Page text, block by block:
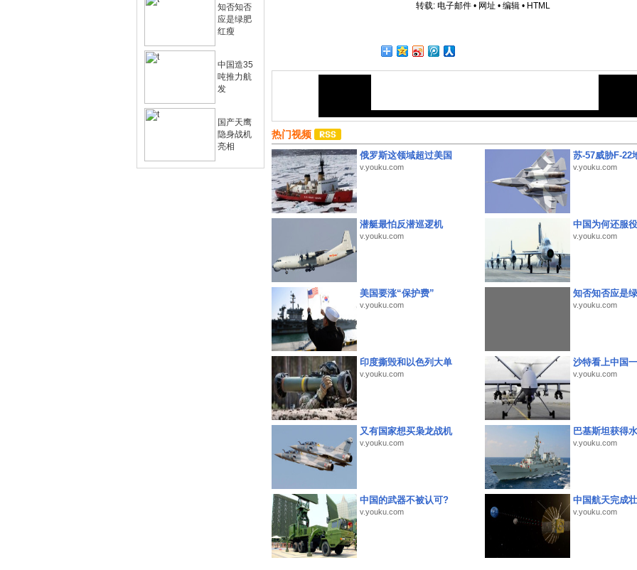
知否知否
应是绿肥
红瘦
中国造35
吨推力航
发
国产天鹰
隐身战机
亮相
转载: 电子邮件• 网址 • 编辑• HTML
热门视频
俄罗斯这领域超过美国
v.youku.com
苏-57威胁F-22
v.youku.com
潜艇最怕反潜巡逻机
v.youku.com
中国为何还服
v.youku.com
美国要涨“保护费”
v.youku.com
知否知否应是
v.youku.com
印度撕毁和以色列大单
v.youku.com
沙特看上中国
v.youku.com
又有国家想买枭龙战机
v.youku.com
巴基斯坦获得
v.youku.com
中国的武器不被认可?
v.youku.com
中国航天完成
v.youku.com